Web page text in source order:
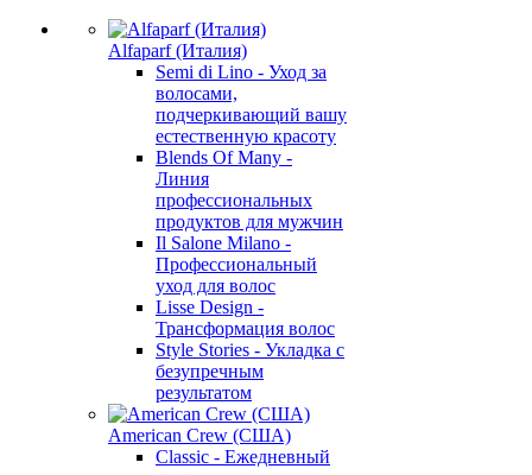
Alfaparf (Италия)
Semi di Lino - Уход за
волосами,
подчеркивающий вашу
естественную красоту
Blends Of Many -
Линия
профессиональных
продуктов для мужчин
Il Salone Milano -
Профессиональный
уход для волос
Lisse Design -
Трансформация волос
Style Stories - Укладка с
безупречным
результатом
American Crew (США)
Classic - Ежедневный